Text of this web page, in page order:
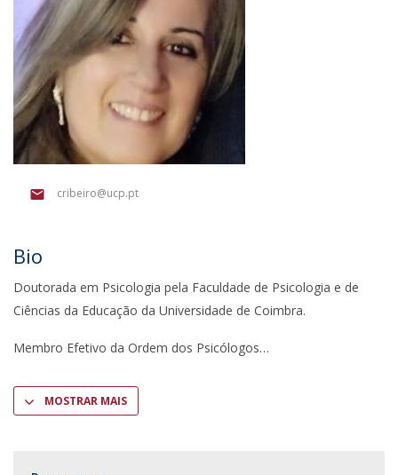
cribeiro@ucp.pt
Bio
Doutorada em Psicologia pela Faculdade de Psicologia e de
Ciências da Educação da Universidade de Coimbra.
Membro Efetivo da Ordem dos Psicólogos
MOSTRAR MAIS